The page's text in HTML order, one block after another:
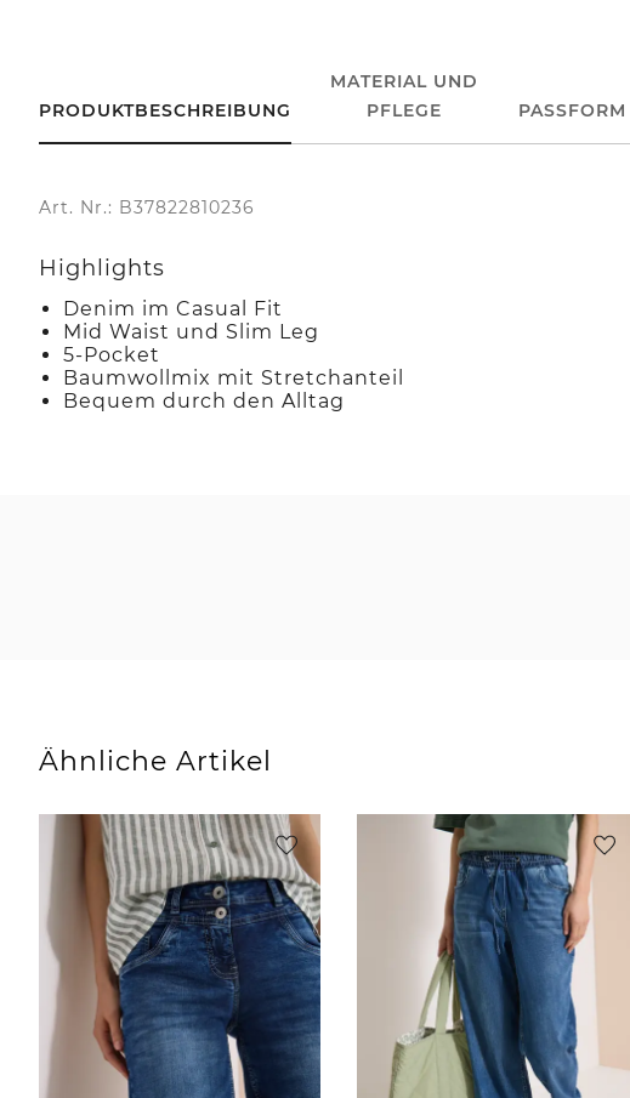
PRODUKTBESCHREIBUNG
MATERIAL UND
PFLEGE
PASSFORM
Art. Nr.: B37822810236
Highlights
Denim im Casual Fit
Mid Waist und Slim Leg
5-Pocket
Baumwollmix mit Stretchanteil
Bequem durch den Alltag
Ähnliche Artikel